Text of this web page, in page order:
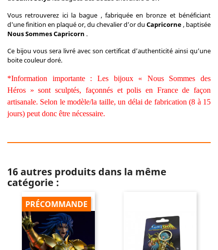
Vous retrouverez ici la bague , fabriquée en bronze et bénéficiant
d'une finition en plaqué or, du chevalier d’or du Capricorne, baptisée
Nous Sommes Capricorn .
Ce bijou vous sera livré avec son certificat d’authenticité ainsi qu’une
boite couleur doré.
*Information importante : Les bijoux « Nous Sommes des
Héros » sont sculptés, façonnés et polis en France de façon
artisanale. Selon le modèle/la taille, un délai de fabrication (8 à 15
jours) peut donc être nécessaire.
16 autres produits dans la même
catégorie :
PRÉCOMMANDE